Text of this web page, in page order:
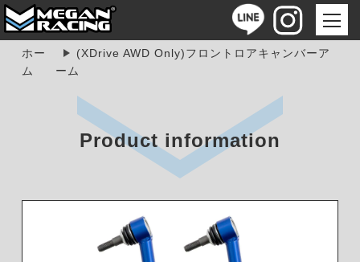
ホー
ム
(XDrive AWD Only)フロントロアキャンバーア
ーム
Product information